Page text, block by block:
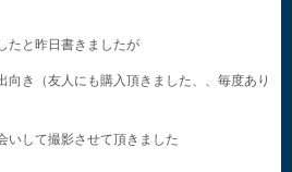
たと昨日書きましたが
向き（友人にも購入頂きました、、毎度あり
して撮影させて頂きました